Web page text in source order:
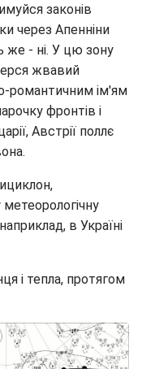
законів
через Апенніни
же - ні. У цю зону
жвавий
романтичним ім'ям
фронтів і
Австрії поллє
в Україні
і тепла, протягом